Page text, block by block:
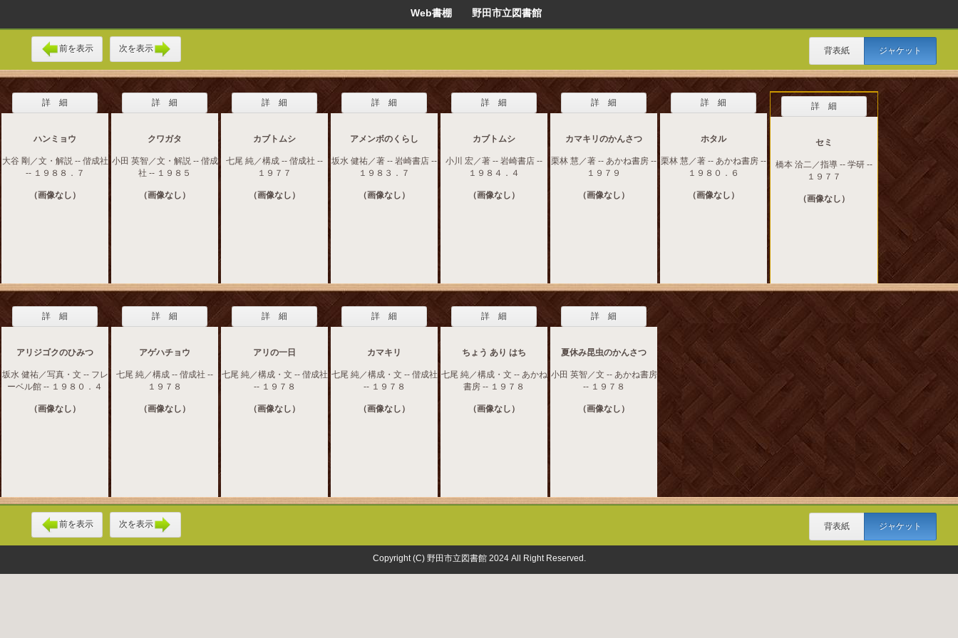
Web書棚 野田市立図書館
前を表示 次を表示 背表紙 ジャケット
詳 細
ハンミョウ
大谷 剛／文・解説 -- 偕成社
-- １９８８．７
（画像なし）
詳 細
クワガタ
小田 英智／文・解説 -- 偕成
社 -- １９８５
（画像なし）
詳 細
カブトムシ
七尾 純／構成 -- 偕成社 --
１９７７
（画像なし）
詳 細
アメンボのくらし
坂水 健祐／著 -- 岩崎書店 --
１９８３．７
（画像なし）
詳 細
カブトムシ
小川 宏／著 -- 岩崎書店 --
１９８４．４
（画像なし）
詳 細
カマキリのかんさつ
栗林 慧／著 -- あかね書房 --
１９７９
（画像なし）
詳 細
ホタル
栗林 慧／著 -- あかね書房 --
１９８０．６
（画像なし）
詳 細
セミ
橋本 洽二／指導 -- 学研 --
１９７７
（画像なし）
詳 細
アリジゴクのひみつ
坂水 健祐／写真・文 -- フレ
ーベル館 -- １９８０．４
（画像なし）
詳 細
アゲハチョウ
七尾 純／構成 -- 偕成社 --
１９７８
（画像なし）
詳 細
アリの一日
七尾 純／構成・文 -- 偕成社
-- １９７８
（画像なし）
詳 細
カマキリ
七尾 純／構成・文 -- 偕成社
-- １９７８
（画像なし）
詳 細
ちょう あり はち
七尾 純／構成・文 -- あかね
書房 -- １９７８
（画像なし）
詳 細
夏休み昆虫のかんさつ
小田 英智／文 -- あかね書房
-- １９７８
（画像なし）
前を表示 次を表示 背表紙 ジャケット
Copyright (C) 野田市立図書館 2024 All Right Reserved.